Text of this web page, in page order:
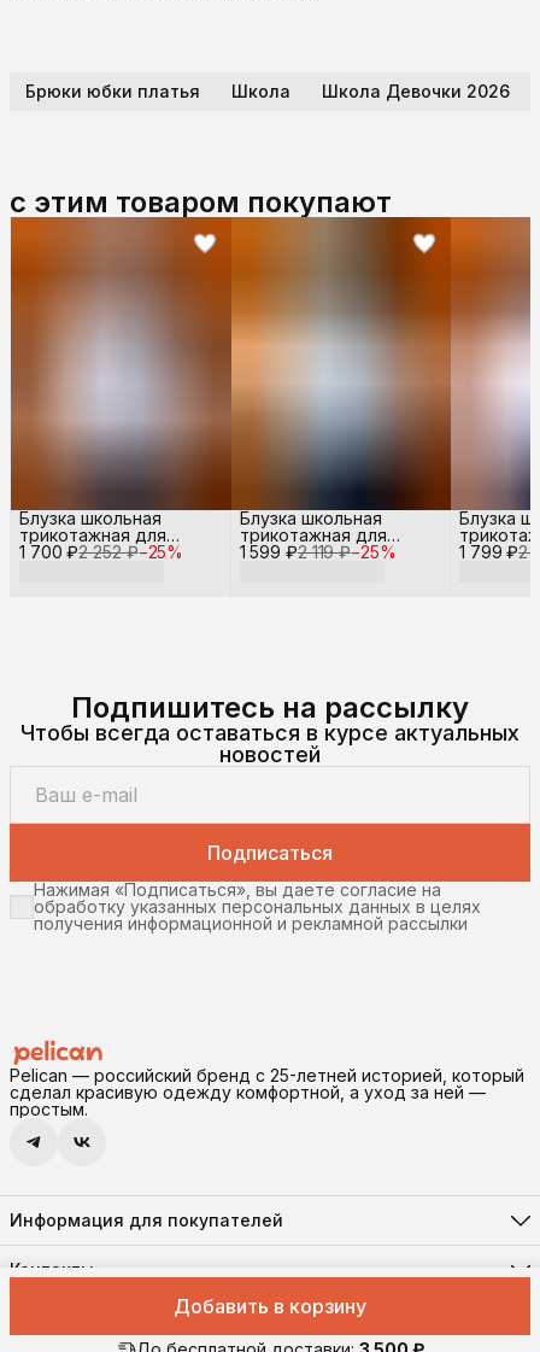
Добавить в корзину
Брюки юбки платья Школа Школа Девочки 2026
с этим товаром покупают
1 700 ₽2 252 ₽−25%
Блузка школьная
трикотажная для
девочки
1 599 ₽2 119 ₽−25%
Блузка школьная
трикотажная для
девочки
1 799 ₽2
Блузка
девочки
Подпишитесь на рассылку
Чтобы всегда оставаться в курсе актуальных
новостей
Подписаться
Нажимая «Подписаться», вы даете согласие на
обработку указанных персональных данных в целях
получения информационной и рекламной рассылки
Pelican — российский бренд с 25-летней историей, который
сделал красивую одежду комфортной, а уход за ней —
простым.
Информация для покупателей
Реквизиты
Доставка и оплата
Контакты
630102, г. Новосибирск, ул. Инская, 56, помещение 11
Телефон
8 (906) 194-41-55
Pelican © 2026 Все права защищены